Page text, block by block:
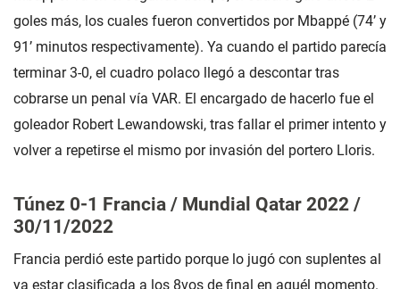
goles más, los cuales fueron convertidos por Mbappé (74’ y
91’ minutos respectivamente). Ya cuando el partido parecía
terminar 3-0, el cuadro polaco llegó a descontar tras
cobrarse un penal vía VAR. El encargado de hacerlo fue el
goleador Robert Lewandowski, tras fallar el primer intento y
volver a repetirse el mismo por invasión del portero Lloris.
Túnez 0-1 Francia / Mundial Qatar 2022 /
30/11/2022
Francia perdió este partido porque lo jugó con suplentes al
ya estar clasificada a los 8vos de final en aquél momento.